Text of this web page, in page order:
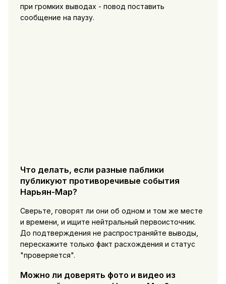
при громких выводах - повод поставить
сообщение на паузу.
Что делать, если разные паблики
публикуют противоречивые события
Нарьян-Мар?
Сверьте, говорят ли они об одном и том же месте
и времени, и ищите нейтральный первоисточник.
До подтверждения не распространяйте выводы,
перескажите только факт расхождения и статус
"проверяется".
Можно ли доверять фото и видео из